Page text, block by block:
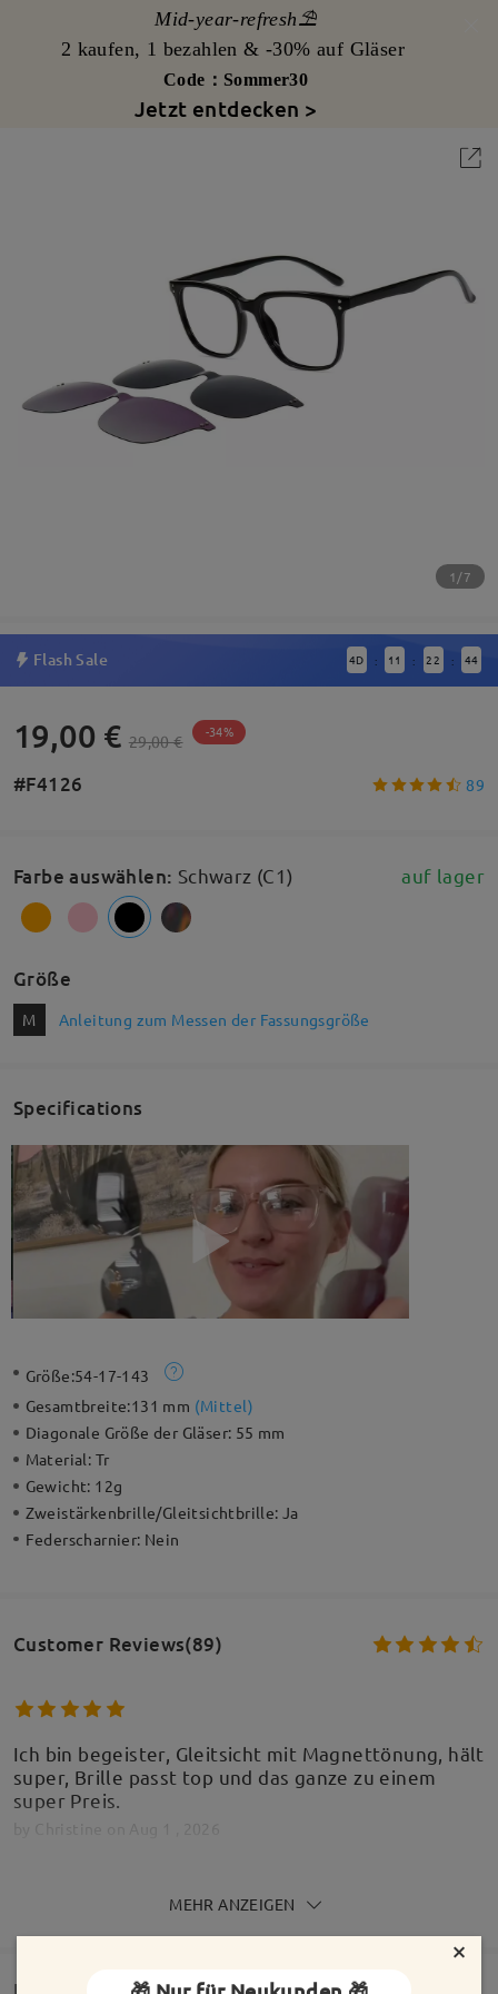
Mid-year-refresh⛱️
2 kaufen, 1 bezahlen & -30% auf Gläser
Code：Sommer30
Jetzt entdecken >
1/7
Flash Sale 4D : 11 : 22 : 43
19,00 € 29,00 € -34%
#F4126 89
Farbe auswählen: Schwarz (C1) auf lager
Größe
M Anleitung zum Messen der Fassungsgröße
Specifications
Größe:54-17-143
Gesamtbreite:131 mm (Mittel)
Diagonale Größe der Gläser: 55 mm
Material: Tr
Gewicht: 12g
Zweistärkenbrille/Gleitsichtbrille:Ja
Federscharnier: Nein
Customer Reviews(89)
Ich bin begeister, Gleitsicht mit Magnettönung, hält
super, Brille passt top und das ganze zu einem
super Preis.
Ich habe häufig Werbungen gesehen, und als ich
auf der Suche nach einer Ersatzbrille war, wollte
MEHR ANZEIGEN
×